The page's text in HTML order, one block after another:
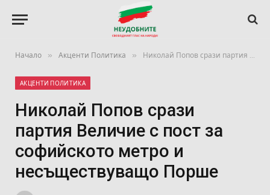
Начало » Акценти Политика » Николай Попов срази партия Величие с пост за софийското метро и несъществуващо Порше
АКЦЕНТИ ПОЛИТИКА
Николай Попов срази
партия Величие с пост за
софийското метро и
несъществуващо Порше